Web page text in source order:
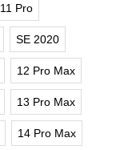
11 Pro
SE 2020
12 Pro Max
13 Pro Max
14 Pro Max